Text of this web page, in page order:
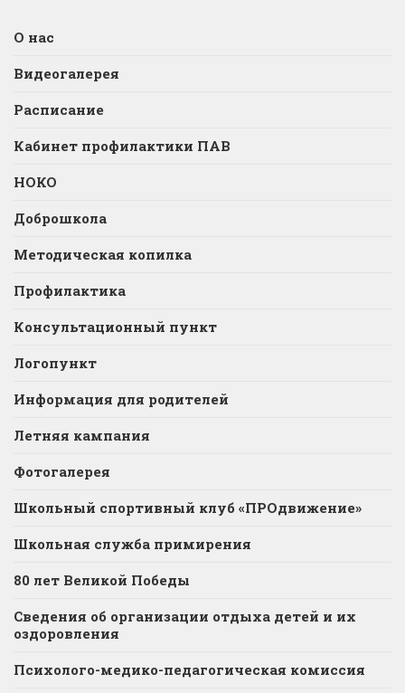
О нас
Видеогалерея
Расписание
Кабинет профилактики ПАВ
НОКО
Доброшкола
Методическая копилка
Профилактика
Консультационный пункт
Логопункт
Информация для родителей
Летняя кампания
Фотогалерея
Школьный спортивный клуб «ПРОдвижение»
Школьная служба примирения
80 лет Великой Победы
Сведения об организации отдыха детей и их
оздоровления
Психолого-медико-педагогическая комиссия